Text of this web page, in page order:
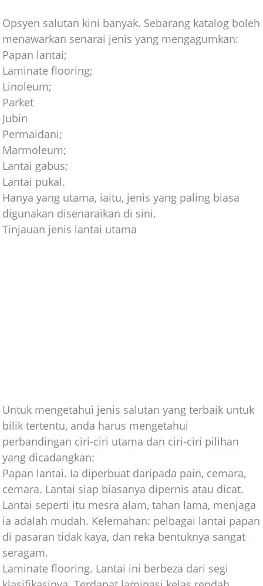
Opsyen salutan kini banyak. Sebarang katalog boleh
menawarkan senarai jenis yang mengagumkan:
Papan lantai;
Laminate flooring;
Linoleum;
Parket
Jubin
Permaidani;
Marmoleum;
Lantai gabus;
Lantai pukal.
Hanya yang utama, iaitu, jenis yang paling biasa
digunakan disenaraikan di sini.
Tinjauan jenis lantai utama
Untuk mengetahui jenis salutan yang terbaik untuk
bilik tertentu, anda harus mengetahui
perbandingan ciri-ciri utama dan ciri-ciri pilihan
yang dicadangkan:
Papan lantai. Ia diperbuat daripada pain, cemara,
cemara. Lantai siap biasanya dipernis atau dicat.
Lantai seperti itu mesra alam, tahan lama, menjaga
ia adalah mudah. Kelemahan: pelbagai lantai papan
di pasaran tidak kaya, dan reka bentuknya sangat
seragam.
Laminate flooring. Lantai ini berbeza dari segi